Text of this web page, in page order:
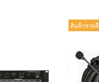
สินค้าขายดี